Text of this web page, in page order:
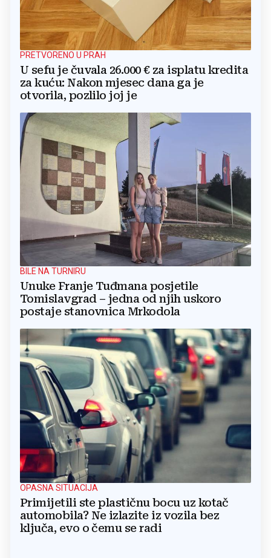
PRETVORENO U PRAH
U sefu je čuvala 26.000 € za isplatu kredita
za kuću: Nakon mjesec dana ga je
otvorila, pozlilo joj je
BILE NA TURNIRU
Unuke Franje Tuđmana posjetile
Tomislavgrad – jedna od njih uskoro
postaje stanovnica Mrkodola
OPASNA SITUACIJA
Primijetili ste plastičnu bocu uz kotač
automobila? Ne izlazite iz vozila bez
ključa, evo o čemu se radi